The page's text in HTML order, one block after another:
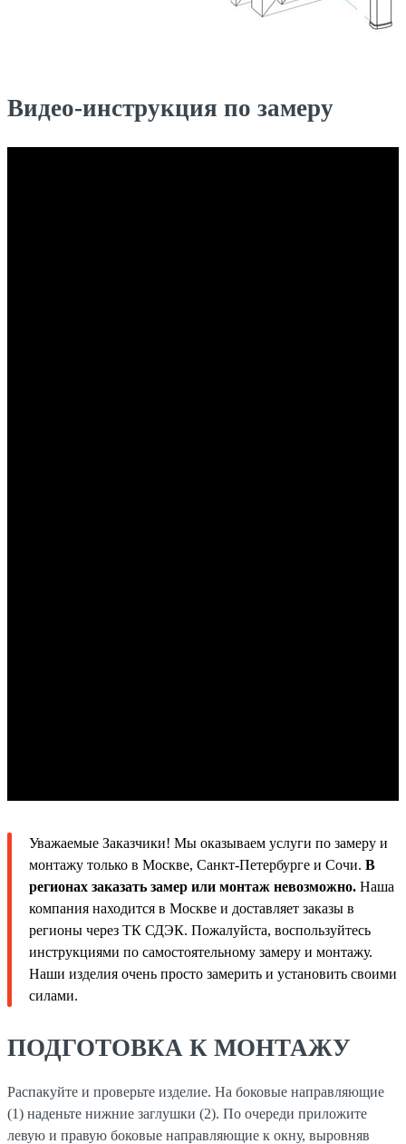
Видео-инструкция по замеру
Уважаемые Заказчики! Мы оказываем услуги по замеру и
монтажу только в Москве, Санкт-Петербурге и Сочи. В
регионах заказать замер или монтаж невозможно. Наша
компания находится в Москве и доставляет заказы в
регионы через ТК СДЭК. Пожалуйста, воспользуйтесь
инструкциями по самостоятельному замеру и монтажу.
Наши изделия очень просто замерить и установить своими
силами.
ПОДГОТОВКА К МОНТАЖУ
Распакуйте и проверьте изделие. На боковые направляющие
(1) наденьте нижние заглушки (2). По очереди приложите
левую и правую боковые направляющие к окну, выровняв